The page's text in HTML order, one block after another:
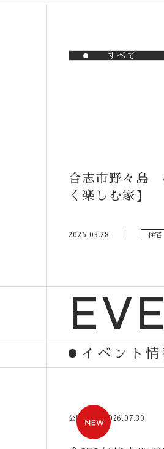
すべて
合志市野々島
く楽しむ家】
2026.03.28 住宅
イベント
公開日 2026.07.30